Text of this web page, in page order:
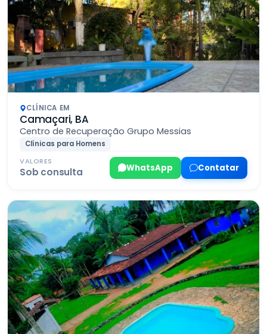
CLÍNICA EM
Camaçari, BA
Centro de Recuperação Grupo Messias
Clínicas para Homens
VALORES
Sob consulta WhatsApp Contatar